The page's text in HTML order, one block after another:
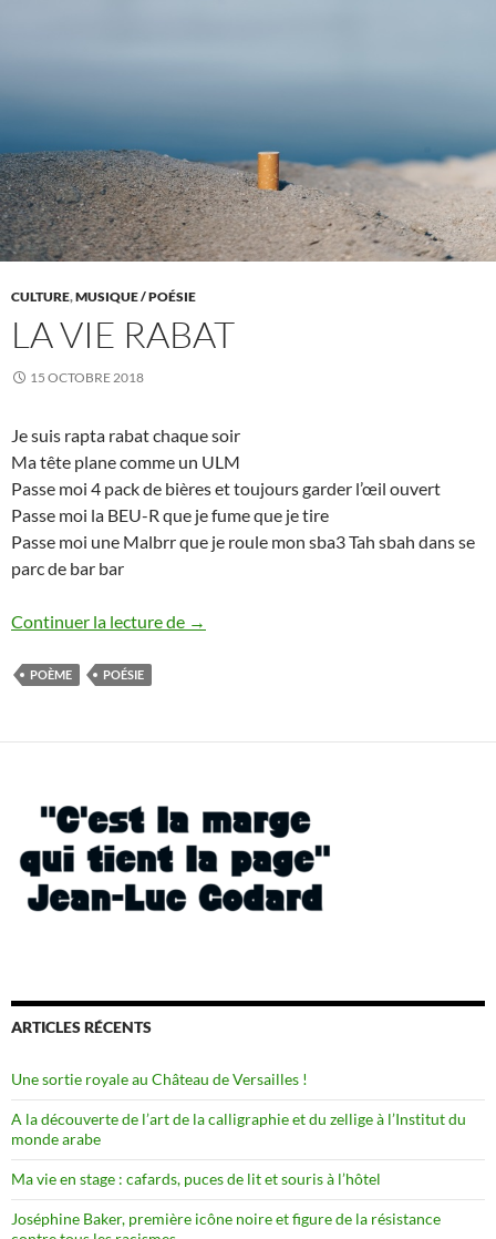
CULTURE,MUSIQUE / POÉSIE
LA VIE RABAT
15 OCTOBRE 2018
Je suis rapta rabat chaque soir
Ma tête plane comme un ULM
Passe moi 4 pack de bières et toujours garder l’œil ouvert
Passe moi la BEU-R que je fume que je tire
Passe moi une Malbrr que je roule mon sba3 Tah sbah dans se
parc de bar bar
Continuer la lecture de La vie rabat
→
POÈME POÉSIE
ARTICLES RÉCENTS
Une sortie royale au Château de Versailles !
A la découverte de l’art de la calligraphie et du zellige à l’Institut du
monde arabe
Ma vie en stage : cafards, puces de lit et souris à l’hôtel
Joséphine Baker, première icône noire et figure de la résistance